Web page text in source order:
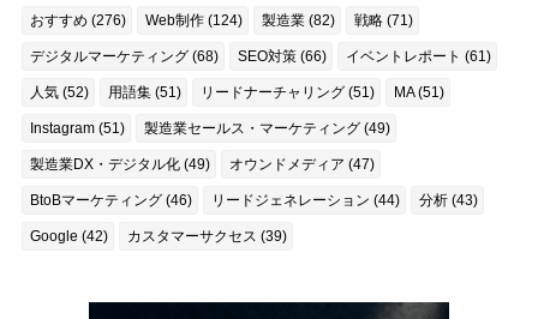
おすすめ (276) Web制作 (124) 製造業 (82) 戦略 (71)
デジタルマーケティング (68) SEO対策 (66) イベントレポート (61)
人気 (52) 用語集 (51) リードナーチャリング (51) MA (51)
Instagram (51) 製造業セールス・マーケティング (49)
製造業DX・デジタル化 (49) オウンドメディア (47)
BtoBマーケティング (46) リードジェネレーション (44) 分析 (43)
Google (42) カスタマーサクセス (39)